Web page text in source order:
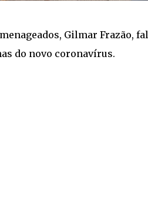
Gilmar Frazão,
do novo coronavírus.